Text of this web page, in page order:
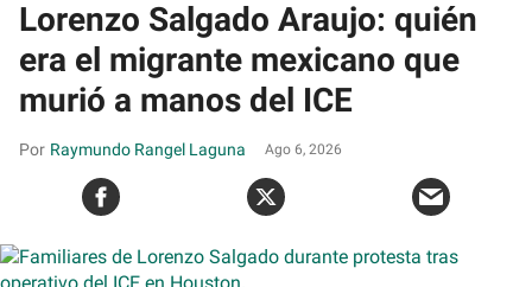
Lorenzo Salgado Araujo: quién
era el migrante mexicano que
murió a manos del ICE
Raymundo Rangel Laguna Ago 6, 2026